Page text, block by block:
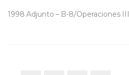
1998 Adjunto – B-8/Operaciones III